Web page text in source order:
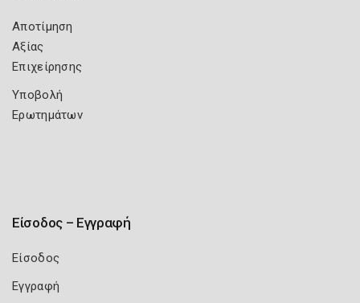
Αποτίμηση
Αξίας
Επιχείρησης
Υποβολή
Ερωτημάτων
Είσοδος – Εγγραφή
Είσοδος
Εγγραφή